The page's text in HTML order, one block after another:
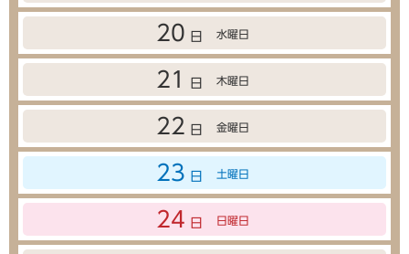
20 日 水曜日
21 日 木曜日
22 日 金曜日
23 日 土曜日
24 日 日曜日